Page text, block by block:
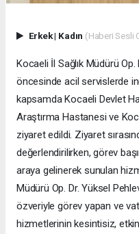
Erkek| Kadın (Haberi Sesli
Kocaeli İl Sağlık Müdürü
öncesinde acil servislerde
kapsamda Kocaeli Devlet
Araştırma Hastanesi ve
ziyaret edildi. Ziyaret
değerlendirilirken, görev
araya gelinerek sunulan
Müdürü Op. Dr. Yüksel
özveriyle görev yapan ve
hizmetlerinin kesintisiz,